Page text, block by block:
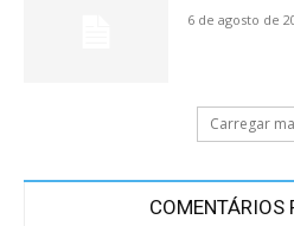
6 de agosto de
Carregar
COMENTÁRIOS